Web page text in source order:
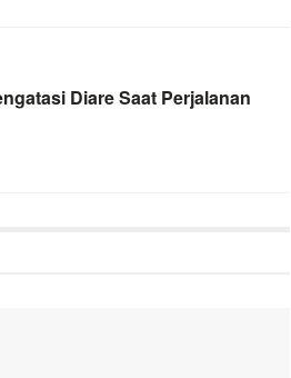
Diare Saat Perjalanan